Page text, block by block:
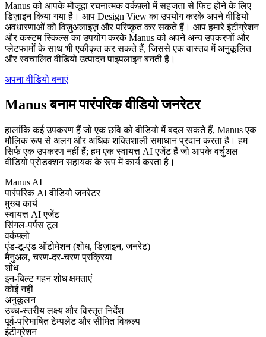
Manus को आपके मौजूदा रचनात्मक वर्कफ़्लो में सहजता से फिट होने के लिए
डिज़ाइन किया गया है। आप Design View का उपयोग करके अपने वीडियो
अवधारणाओं को विज़ुअलाइज़ और परिष्कृत कर सकते हैं। आप हमारे इंटीग्रेशन
और कस्टम स्किल्स का उपयोग करके Manus को अपने अन्य उपकरणों और
प्लेटफार्मों के साथ भी एकीकृत कर सकते हैं, जिससे एक वास्तव में अनुकूलित
और स्वचालित वीडियो उत्पादन पाइपलाइन बनती है।
अपना वीडियो बनाएं
Manus बनाम पारंपरिक वीडियो जनरेटर
हालांकि कई उपकरण हैं जो एक छवि को वीडियो में बदल सकते हैं, Manus एक
मौलिक रूप से अलग और अधिक शक्तिशाली समाधान प्रदान करता है। हम
सिर्फ एक उपकरण नहीं हैं; हम एक स्वायत्त AI एजेंट हैं जो आपके वर्चुअल
वीडियो प्रोडक्शन सहायक के रूप में कार्य करता है।
Manus AI
पारंपरिक AI वीडियो जनरेटर
मुख्य कार्य
स्वायत्त AI एजेंट
सिंगल-पर्पस टूल
वर्कफ़्लो
एंड-टू-एंड ऑटोमेशन (शोध, डिज़ाइन, जनरेट)
मैनुअल, चरण-दर-चरण प्रक्रिया
शोध
इन-बिल्ट गहन शोध क्षमताएं
कोई नहीं
अनुकूलन
उच्च-स्तरीय लक्ष्य और विस्तृत निर्देश
पूर्व-परिभाषित टेम्पलेट और सीमित विकल्प
इंटीग्रेशन